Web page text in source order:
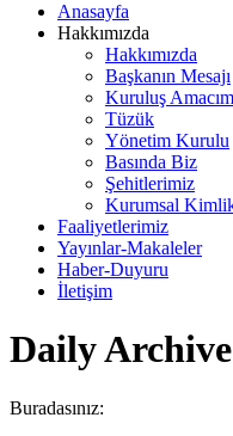
Anasayfa
Hakkımızda
Hakkımızda
Başkanın Mesajı
Kuruluş
Tüzük
Yönetim Kurulu
Basında Biz
Şehitlerimiz
Kurumsal
Faaliyetlerimiz
Yayınlar-Makaleler
Haber-Duyuru
İletişim
Daily
Buradasınız: